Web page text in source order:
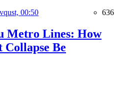
00:50 636
Metro Lines: How
Collapse Be